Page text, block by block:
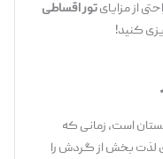
تور اقساطی
زمانی که
‌بخش از گردش را